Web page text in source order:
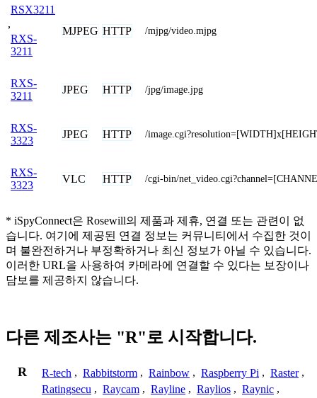
RSX3211
,
RXS-
3211
MJPEG HTTP /mjpg/video.mjpg
RXS-
3211
JPEG HTTP /jpg/image.jpg
RXS-
3323
JPEG HTTP /
RXS-
3323
VLC HTTP /cgi-bin/
* iSpyConnect은 Rosewill의 제품과 제휴, 연결 또는 관련이 없
습니다. 여기에 제공된 연결 정보는 커뮤니티에서 수집한 것이
며 불완전하거나 부정확하거나 최신 정보가 아닐 수 있습니다.
이러한 URL을 사용하여 카메라에 연결할 수 있다는 보장이나
담보를 제공하지 않습니다.
다른 제조사는 "R"로 시작합니다.
R R-tech , Rabbitstorm , Rainbow , Raspberry Pi , Raster ,
Ratingsecu , Raycam , Rayline , Raylios , Raynic ,